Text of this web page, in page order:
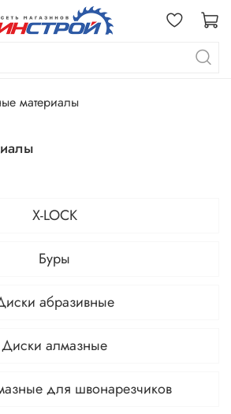
материалы
X-LOCK
Буры
абразивные
Диски алмазные
для швонарезчиков